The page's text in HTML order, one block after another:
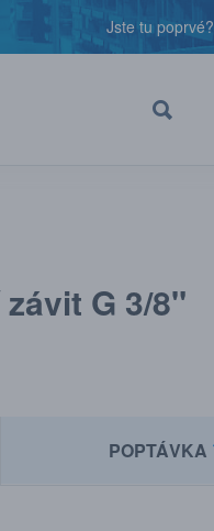
Jste tu poprvé?
G 3/8"
POPTÁVKA